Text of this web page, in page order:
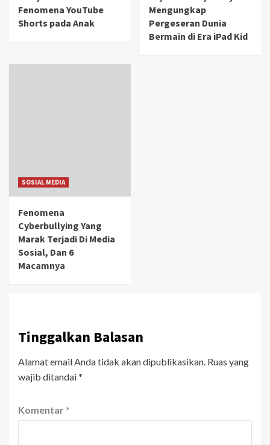
Fenomena YouTube
Shorts pada Anak
Mengungkap
Pergeseran Dunia
Bermain di Era iPad Kid
SOSIAL MEDIA
Fenomena
Cyberbullying Yang
Marak Terjadi Di Media
Sosial, Dan 6
Macamnya
Tinggalkan Balasan
Alamat email Anda tidak akan dipublikasikan. Ruas yang
wajib ditandai*
Komentar *